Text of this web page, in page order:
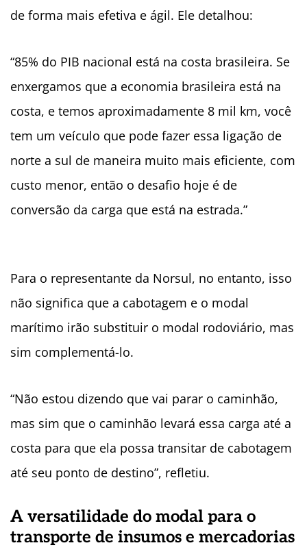
de forma mais efetiva e ágil. Ele detalhou:
“85% do PIB nacional está na costa brasileira. Se
enxergamos que a economia brasileira está na
costa, e temos aproximadamente 8 mil km, você
tem um veículo que pode fazer essa ligação de
norte a sul de maneira muito mais eficiente, com
custo menor, então o desafio hoje é de
conversão da carga que está na estrada.”
Para o representante da Norsul, no entanto, isso
não significa que a cabotagem e o modal
marítimo irão substituir o modal rodoviário, mas
sim complementá-lo.
“Não estou dizendo que vai parar o caminhão,
mas sim que o caminhão levará essa carga até a
costa para que ela possa transitar de cabotagem
até seu ponto de destino”, refletiu.
A versatilidade do modal para o
transporte de insumos e mercadorias